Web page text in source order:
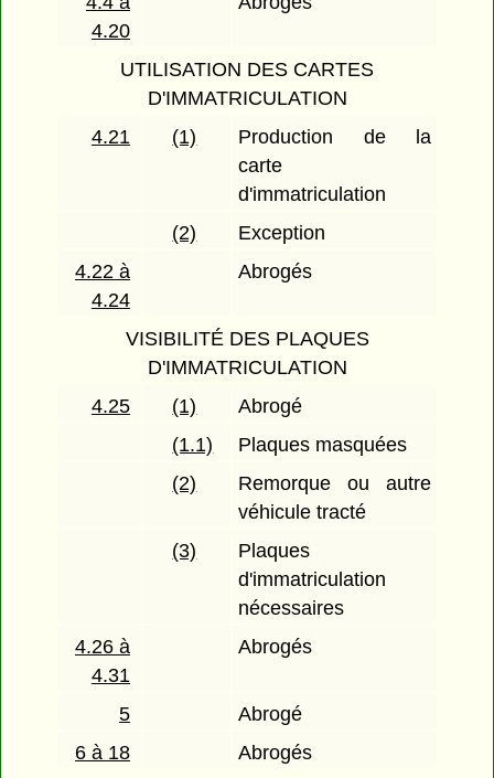
4.20
UTILISATION DES CARTES
D'IMMATRICULATION
4.21
(1)
Production de la
carte
d'immatriculation
(2)
Exception
4.22 à
4.24
Abrogés
VISIBILITÉ DES PLAQUES
D'IMMATRICULATION
4.25
(1)
Abrogé
(1.1)
Plaques masquées
(2)
Remorque ou autre
véhicule tracté
(3)
Plaques
d'immatriculation
nécessaires
4.26 à
4.31
Abrogés
5
Abrogé
6 à 18
Abrogés